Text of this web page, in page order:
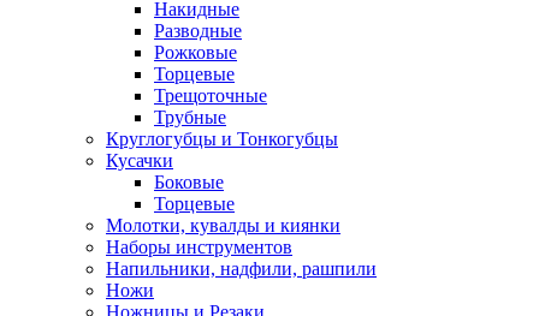
Накидные
Разводные
Рожковые
Торцевые
Трещоточные
Трубные
Круглогубцы и Тонкогубцы
Кусачки
Боковые
Торцевые
Молотки, кувалды и киянки
Наборы инструментов
Напильники, надфили, рашпили
Ножи
Ножницы и Резаки